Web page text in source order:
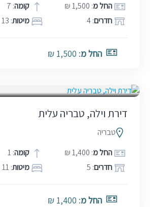
החל מ: 1,500 ₪ קומה: 7
חדרים: 4 מיטות: 13
החל מ: 1,500 ₪
דירת וילה, טבריה עלית
טבריה
החל מ: 1,400 ₪ קומה: 1
חדרים: 5 מיטות: 11
החל מ: 1,400 ₪